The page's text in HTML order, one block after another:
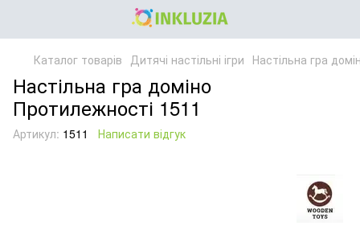
Каталог товарів Дитячі настільні ігри Настільна гра
Настільна гра доміно
Протилежності 1511
Артикул: 1511 Написати відгук